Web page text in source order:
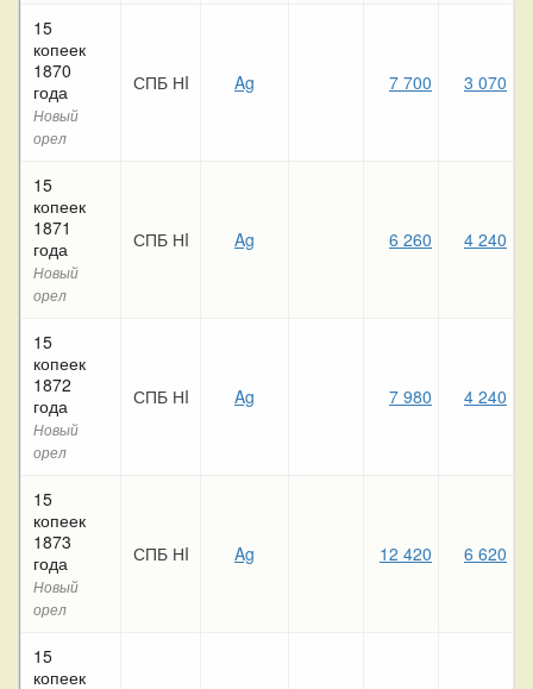
15
копеек
1870
года
Новый
орел
СПБ НI Ag 7 700 3 070
15
копеек
1871
года
Новый
орел
СПБ НI Ag 6 260 4 240
15
копеек
1872
года
Новый
орел
СПБ НI Ag 7 980 4 240
15
копеек
1873
года
Новый
орел
СПБ НI Ag 12 420 6 620
15
копеек